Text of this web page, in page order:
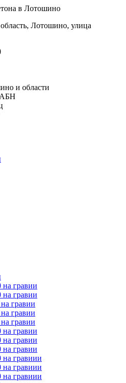
в Лотошино
Лотошино, улица
и области
АБН
гравии
гравии
гравии
гравии
гравии
гравии
гравии
гравии
гравиии
гравиии
гравиии